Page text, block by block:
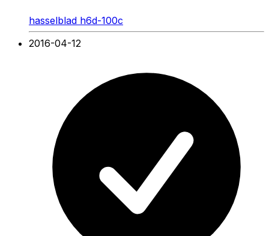
hasselblad h6d-100c
2016-04-12